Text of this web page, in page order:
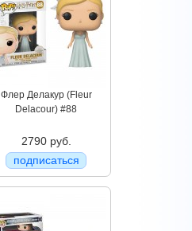
Флер Делакур (Fleur
Delacour) #88
2790 руб.
подписаться